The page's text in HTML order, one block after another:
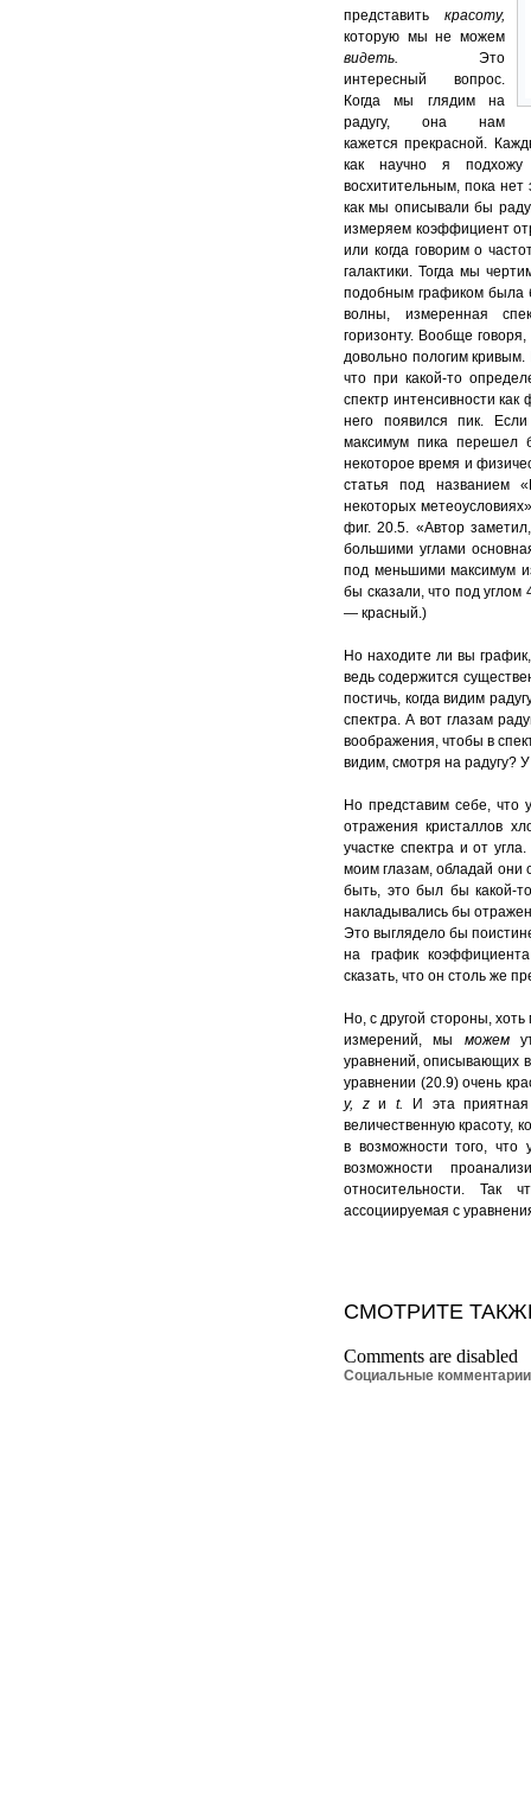
представить красоту,
которую мы не можем
видеть. Это
интересный вопрос.
Когда мы глядим на
радугу, она нам
кажется прекрасной.
как научно я подхожу
восхитительным, пока нет
как мы описывали бы
измеряем коэффициент
или когда говорим о
галактики. Тогда мы
подобным графиком была
волны, измеренная
горизонту. Вообще
довольно пологим
что при какой-то
спектр интенсивности
него появился пик.
максимум пика перешел
некоторое время и
статья под названием
некоторых
фиг. 20.5. «Автор
большими углами
под меньшими максимум
бы сказали, что под углом
— красный.)
Но находите ли вы
ведь содержится
постичь, когда видим
спектра. А вот глазам
воображения, чтобы в
видим, смотря на радугу?
Но представим себе, что
отражения кристаллов
участке спектра и от
моим глазам, обладай они
быть, это был бы какой-
накладывались бы
Это выглядело бы
на график
сказать, что он столь же
Но, с другой стороны,
измерений, мы можем
уравнений, описывающих
уравнении (20.9) очень
у, z иt.
И эта
величественную красоту,
в возможности того, что
возможности
относительности. Так
ассоциируемая с
СМОТРИТЕ
Comments are disabled
Социальные